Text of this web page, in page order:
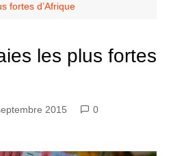
fortes d’Afrique
les plus fortes
2015
0